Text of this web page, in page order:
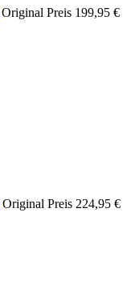
Original Preis 199,95 €
Original Preis 224,95 €